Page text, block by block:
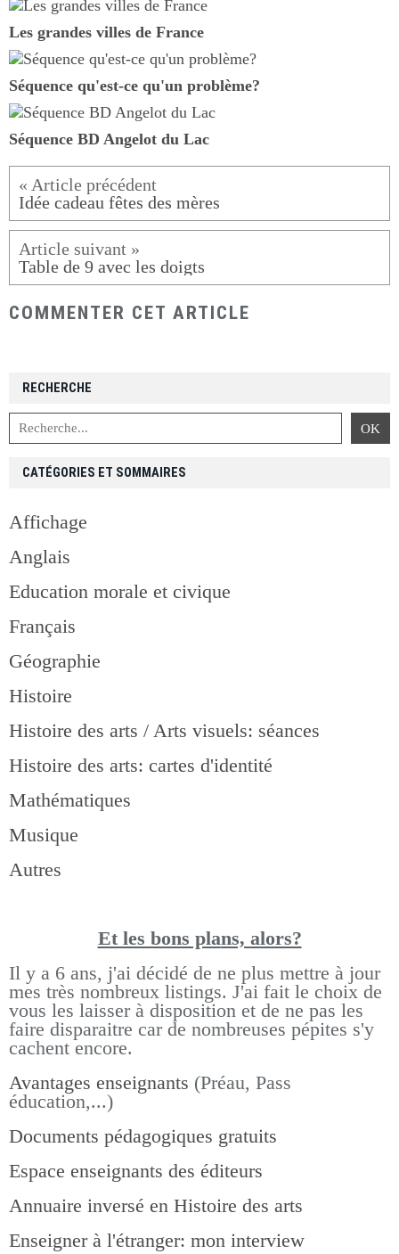
Les grandes villes de France
Séquence qu'est-ce qu'un problème?
Séquence BD Angelot du Lac
Idée cadeau fêtes des mères
Table de 9 avec les doigts
COMMENTER CET ARTICLE
RECHERCHE
CATÉGORIES ET SOMMAIRES
Affichage
Anglais
Education morale et civique
Français
Géographie
Histoire
Histoire des arts / Arts visuels: séances
Histoire des arts: cartes d'identité
Mathématiques
Musique
Autres
Et les bons plans, alors?
Il y a 6 ans, j'ai décidé de ne plus mettre à jour
mes très nombreux listings. J'ai fait le choix de
vous les laisser à disposition et de ne pas les
faire disparaitre car de nombreuses pépites s'y
cachent encore.
Avantages enseignants (Préau, Pass
éducation,...)
Documents pédagogiques gratuits
Espace enseignants des éditeurs
Annuaire inversé en Histoire des arts
Enseigner à l'étranger: mon interview